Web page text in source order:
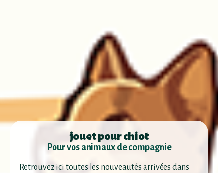
jouet pour chiot
Pour vos animaux de compagnie
Retrouvez ici toutes les nouveautés arrivées dans